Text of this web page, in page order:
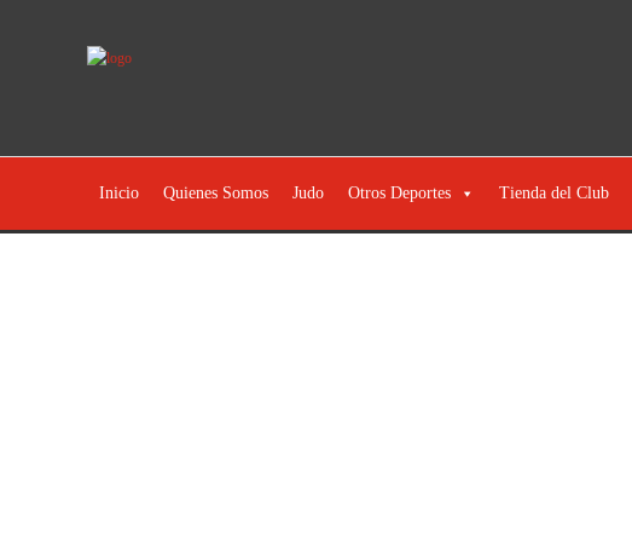
Inicio Quienes Somos Judo Otros Deportes Tienda del Club